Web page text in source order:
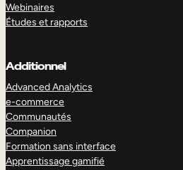
Webinaires
Études et rapports
Additionnel
Advanced Analytics
e-commerce
Communautés
Companion
Formation sans interface
Apprentissage gamifié